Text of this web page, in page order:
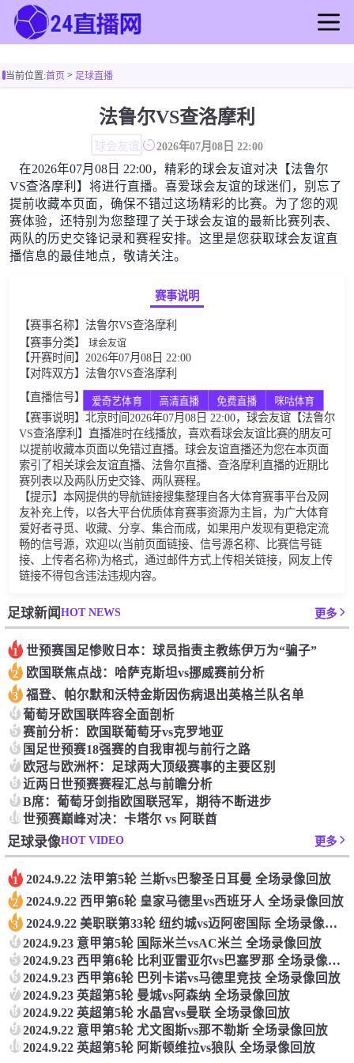
足球直播
足球新闻
篮球新闻
当前位置:首页> 足球直播
法鲁尔VS查洛摩利
球会友谊 2026年07月08日 22:00
在2026年07月08日 22:00，精彩的球会友谊对决【法鲁尔
VS查洛摩利】将进行直播。喜爱球会友谊的球迷们，别忘了
提前收藏本页面，确保不错过这场精彩的比赛。为了您的观
赛体验，还特别为您整理了关于球会友谊的最新比赛列表、
两队的历史交锋记录和赛程安排。这里是您获取球会友谊直
播信息的最佳地点，敬请关注。
赛事说明
【赛事名称】法鲁尔VS查洛摩利
【赛事分类】 球会友谊
【开赛时间】2026年07月08日 22:00
【对阵双方】法鲁尔VS查洛摩利
【直播信号】
爱奇艺体育 高清直播 免费直播 咪咕体育
【赛事说明】北京时间2026年07月08日 22:00，球会友谊【法鲁尔
VS查洛摩利】直播准时在线播放，喜欢看球会友谊比赛的朋友可
以提前收藏本页面以免错过直播。球会友谊直播还为您在本页面
索引了相关球会友谊直播、法鲁尔直播、查洛摩利直播的近期比
赛列表以及两队历史交锋、两队赛程。
【提示】本网提供的导航链接搜集整理自各大体育赛事平台及网
友补充上传，以各大平台优质体育赛事资源为主旨，为广大体育
爱好者寻觅、收藏、分享、集合而成，如果用户发现有更稳定流
畅的信号源，欢迎以(当前页面链接、信号源名称、比赛信号链
接、上传者名称)为格式，通过邮件方式上传相关链接，网友上传
链接不得包含违法违规内容。
足球新闻HOT NEWS 更多
1 世预赛国足惨败日本：球员指责主教练伊万为“骗子”
2 欧国联焦点战：哈萨克斯坦vs挪威赛前分析
3 福登、帕尔默和沃特金斯因伤病退出英格兰队名单
4 葡萄牙欧国联阵容全面剖析
5 赛前分析：欧国联葡萄牙vs克罗地亚
6 国足世预赛18强赛的自我审视与前行之路
7 欧冠与欧洲杯：足球两大顶级赛事的主要区别
8 近两日世预赛赛程汇总与前瞻分析‌
9 ‌B席：‌葡萄牙剑指欧国联冠军，‌期待不断进步‌
10世预赛巅峰对决：卡塔尔 vs 阿联酋
足球录像HOT VIDEO 更多
1 2024.9.22 法甲第5轮 兰斯vs巴黎圣日耳曼 全场录像回放
2 2024.9.22 西甲第6轮 皇家马德里vs西班牙人 全场录像回放
3 2024.9.22 美职联第33轮 纽约城vs迈阿密国际 全场录像回放
4 2024.9.23 意甲第5轮 国际米兰vsAC米兰 全场录像回放
5 2024.9.23 西甲第6轮 比利亚雷亚尔vs巴塞罗那 全场录像回放
6 2024.9.23 西甲第6轮 巴列卡诺vs马德里竞技 全场录像回放
7 2024.9.23 英超第5轮 曼城vs阿森纳 全场录像回放
8 2024.9.22 英超第5轮 水晶宫vs曼联 全场录像回放
9 2024.9.22 意甲第5轮 尤文图斯vs那不勒斯 全场录像回放
102024.9.22 英超第5轮 阿斯顿维拉vs狼队 全场录像回放